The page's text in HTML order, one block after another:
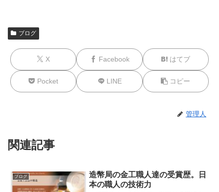
ブログ
X Facebook はてブ
Pocket LINE コピー
管理人
関連記事
ブログ
造幣局の金工職人達の受賞歴。日
本の職人の技術力